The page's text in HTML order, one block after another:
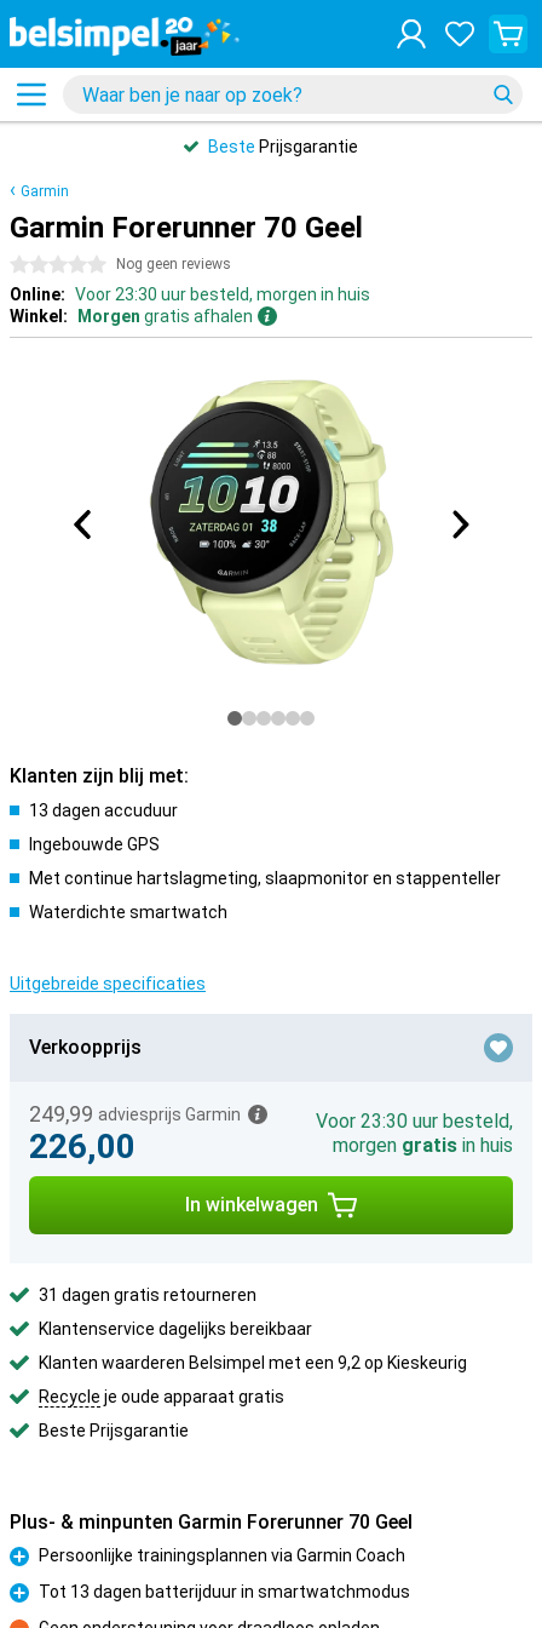
Beste Prijsgarantie
Garmin
Garmin Forerunner 70 Geel
0 sterren Nog geen reviews
Online: Voor 23:30 uur besteld, morgen in huis
Winkel:
Morgen gratis afhalen
Klanten zijn blij met:
13 dagen accuduur
Ingebouwde GPS
Met continue hartslagmeting, slaapmonitor en stappenteller
Waterdichte smartwatch
Uitgebreide specificaties
Verkoopprijs
249,99 adviesprijs Garmin
226,00
Voor 23:30 uur besteld,
morgen gratis in huis
In winkelwagen
31 dagen gratis retourneren
Klantenservice dagelijks bereikbaar
Klanten waarderen Belsimpel met een 9,2 op Kieskeurig
Recycle je oude apparaat gratis
Beste Prijsgarantie
Plus- & minpunten Garmin Forerunner 70 Geel
Pluspunt
Persoonlijke trainingsplannen via Garmin Coach
Pluspunt
Tot 13 dagen batterijduur in smartwatchmodus